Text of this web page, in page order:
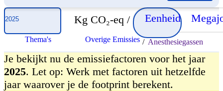
Selecteer jaar
Kg CO₂-eq / Eenheid
Thema's Overige Emissies / Anesthesiegassen
Je bekijkt nu de emissiefactoren voor het jaar
2025. Let op: Werk met factoren uit hetzelfde
jaar waarover je de footprint berekent.